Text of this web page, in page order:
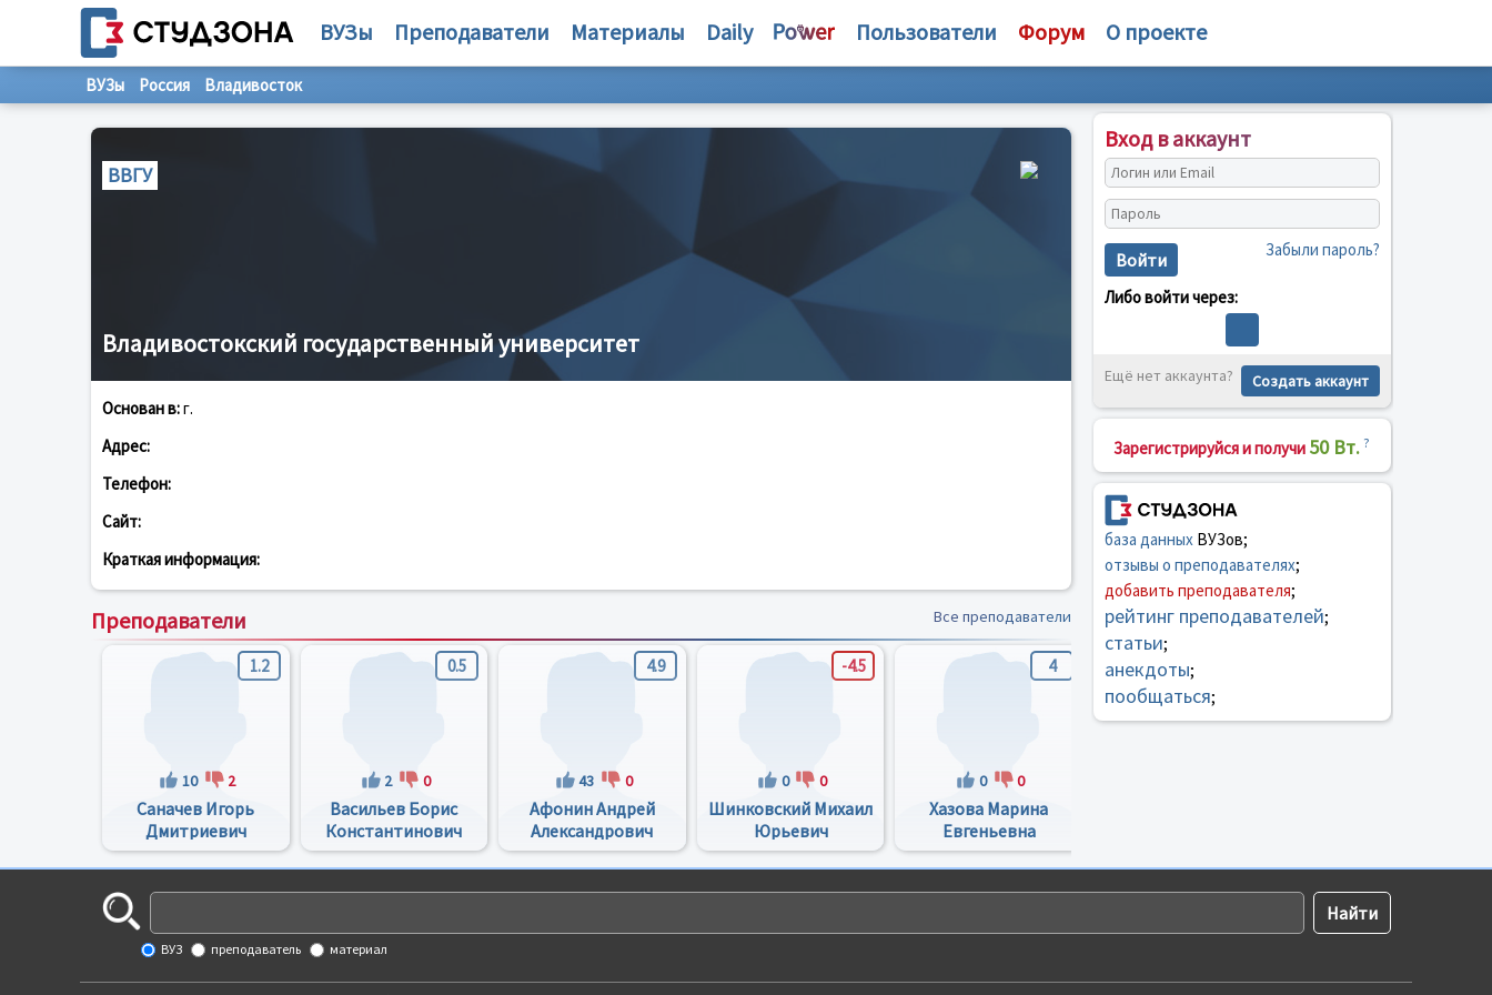
ВУЗы Преподаватели Материалы Daily Пользователи Форум О проекте
ВУЗы Россия Владивосток
ВВГУ
Владивостокский государственный университет
Основан в:г.
Адрес:
Телефон:
Сайт:
Краткая информация:
Преподаватели Все преподаватели
1.2
10 2
Саначев Игорь
Дмитриевич
0.5
2 0
Васильев Борис
Константинович
4.9
43 0
Афонин Андрей
Александрович
-4.5
0 0
Шинковский Михаил
Юрьевич
4
0 0
Хазова Марина
Евгеньевна
Вход в аккаунт
Войти Забыли пароль?
Либо войти через:
Ещё нет аккаунта? Создать аккаунт
Зарегистрируйся и получи 50 Вт. ?
база данныхВУЗов;
отзывы о преподавателях;
добавить преподавателя;
рейтинг преподавателей;
статьи;
анекдоты;
пообщаться;
ВУЗ преподаватель материал